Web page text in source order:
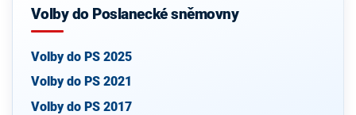
Volby do Poslanecké sněmovny
Volby do PS 2025
Volby do PS 2021
Volby do PS 2017